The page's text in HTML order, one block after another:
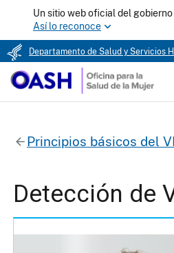
Un sitio web oficial del
Así lo reconoce
Departamento de Salud y Servicios
Principios básicos del
Detección de